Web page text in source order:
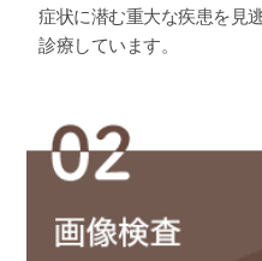
2024.12.04
の程お願い申し上げます。
＜休診＞ 2024年12月28日 (
2025年1月6日（月）以降、通
2024.09.13
症状に潜む重大な疾患を見
診療しています。